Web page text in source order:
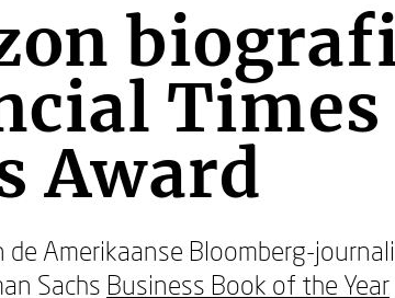
Award
de Amerikaanse Bloomberg-
Sachs Business Book of the Year